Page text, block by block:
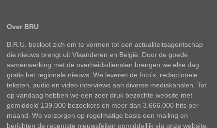
Over BRU
B.R.U. besloot zich om te vormen tot een actualiteitsagentschap
die nieuws brengt uit Vlaanderen en België. Door de goede
samenwerking met de overheidsdiensten brengen we elke dag
gratis het regionale nieuws. We leveren de foto’s, redactionele
teksten, audio en video interviews aan diverse mediakanalen. Tot
op vandaag hebben we een zeer druk bezochte website met
gemiddeld 139.000 bezoekers en meer dan 3.666.000 hits per
maand. We verzorgen op regelmatige basis een mailing en
berichten de recentste nieuwsfeiten onmiddellijk via onze website,